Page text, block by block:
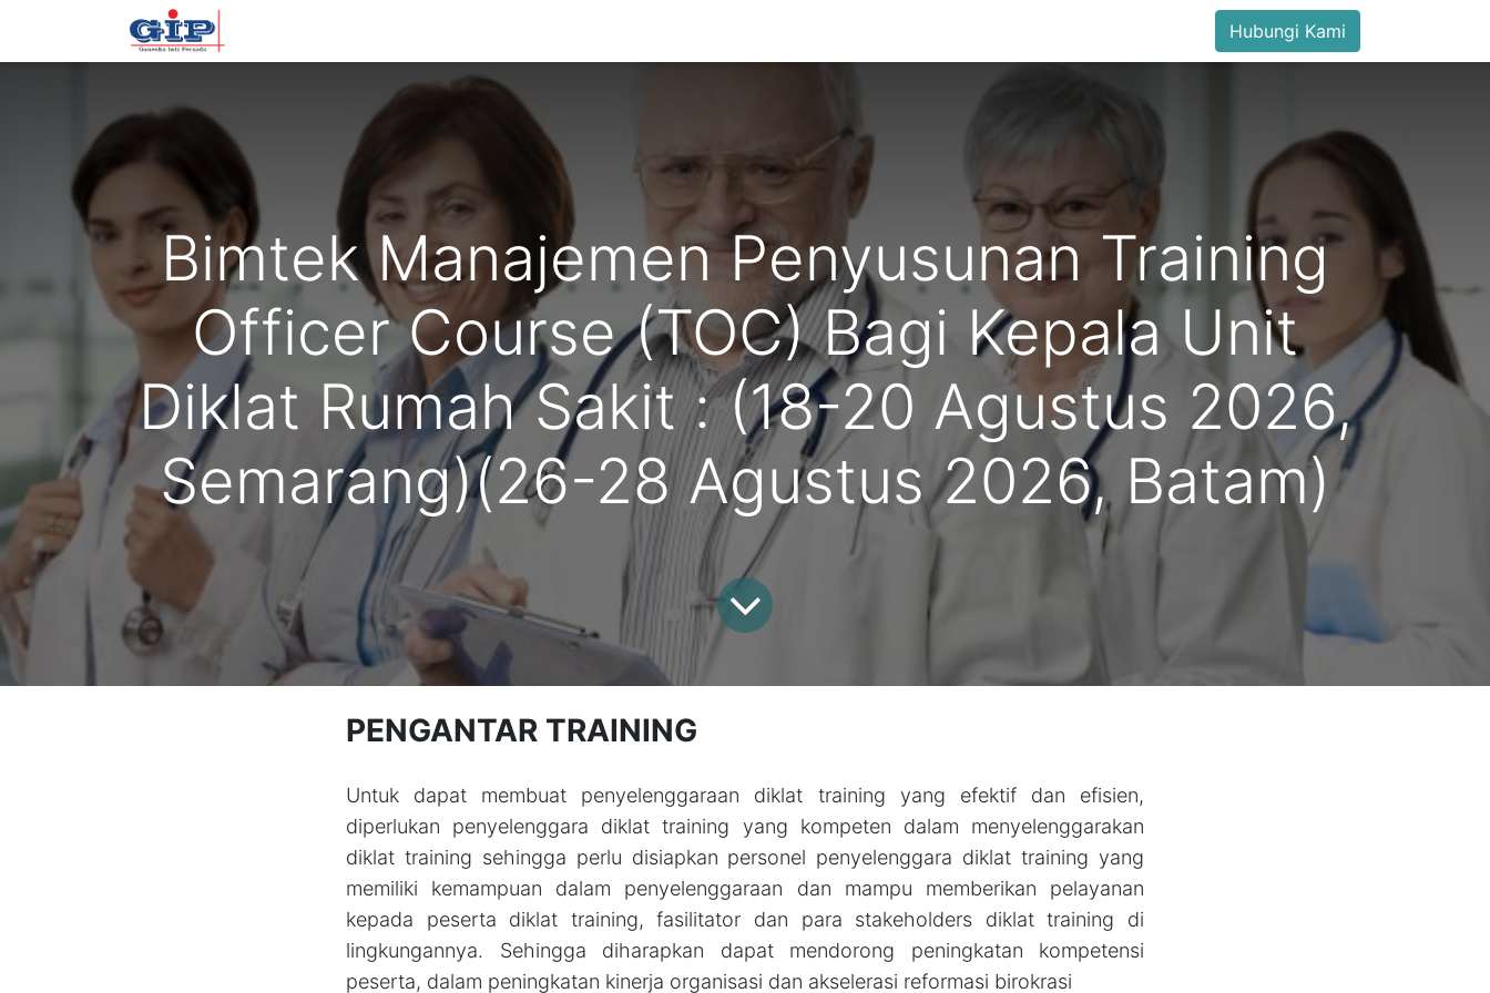
Hubungi Kami
Bimtek Manajemen Penyusunan Training
Officer Course (TOC) Bagi Kepala Unit
Diklat Rumah Sakit : (18-20 Agustus 2026,
Semarang)(26-28 Agustus 2026, Batam)
PENGANTAR TRAINING
Untuk dapat membuat penyelenggaraan diklat training yang efektif dan efisien,
diperlukan penyelenggara diklat training yang kompeten dalam menyelenggarakan
diklat training sehingga perlu disiapkan personel penyelenggara diklat training yang
memiliki kemampuan dalam penyelenggaraan dan mampu memberikan pelayanan
kepada peserta diklat training, fasilitator dan para stakeholders diklat training di
lingkungannya. Sehingga diharapkan dapat mendorong peningkatan kompetensi
peserta, dalam peningkatan kinerja organisasi dan akselerasi reformasi birokrasi